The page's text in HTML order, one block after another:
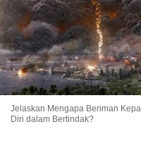
Jelaskan Mengapa Beriman
Diri dalam Bertindak?
.